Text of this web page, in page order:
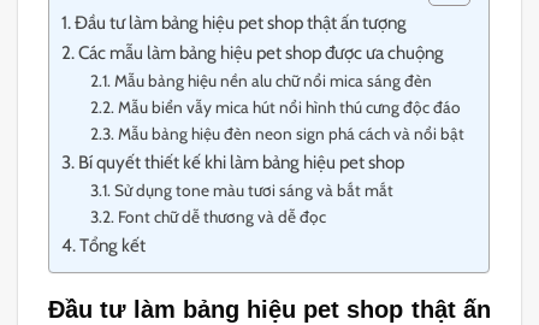
Đầu tư làm bảng hiệu pet shop thật ấn tượng
Các mẫu làm bảng hiệu pet shop được ưa chuộng
Mẫu bảng hiệu nền alu chữ nổi mica sáng đèn
Mẫu biển vẫy mica hút nổi hình thú cưng độc đáo
Mẫu bảng hiệu đèn neon sign phá cách và nổi bật
Bí quyết thiết kế khi làm bảng hiệu pet shop
Sử dụng tone màu tươi sáng và bắt mắt
Font chữ dễ thương và dễ đọc
Tổng kết
Đầu tư làm bảng hiệu pet shop thật ấn